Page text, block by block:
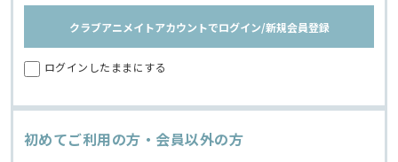
クラブアニメイトアカウントでログイン/新規会員登録
ログインしたままにする
初めてご利用の方・会員以外の方